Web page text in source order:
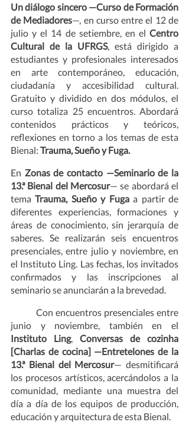
Un diálogo sincero —Curso de Formación
de Mediadores—, en curso entre el 12 de
julio y el 14 de setiembre, en el Centro
Cultural de la UFRGS, está dirigido a
estudiantes y profesionales interesados
en arte contemporáneo, educación,
ciudadanía y accesibilidad cultural.
Gratuito y dividido en dos módulos, el
curso totaliza 25 encuentros. Abordará
contenidos prácticos y teóricos,
reflexiones en torno a los temas de esta
Bienal: Trauma, Sueño y Fuga.
En Zonas de contacto —Seminario de la
13.ª Bienal del Mercosur— se abordará el
tema Trauma, Sueño y Fuga a partir de
diferentes experiencias, formaciones y
áreas de conocimiento, sin jerarquía de
saberes. Se realizarán seis encuentros
presenciales, entre julio y noviembre, en
el Instituto Ling. Las fechas, los invitados
confirmados y las inscripciones al
seminario se anunciarán a la brevedad.
Con encuentros presenciales entre
Instituto Ling, Conversas de cozinha
[Charlas de cocina] —Entretelones de la
13.ª Bienal del Mercosur— desmitificará
los procesos artísticos, acercándolos a la
comunidad, mediante una muestra del
día a día de los equipos de producción,